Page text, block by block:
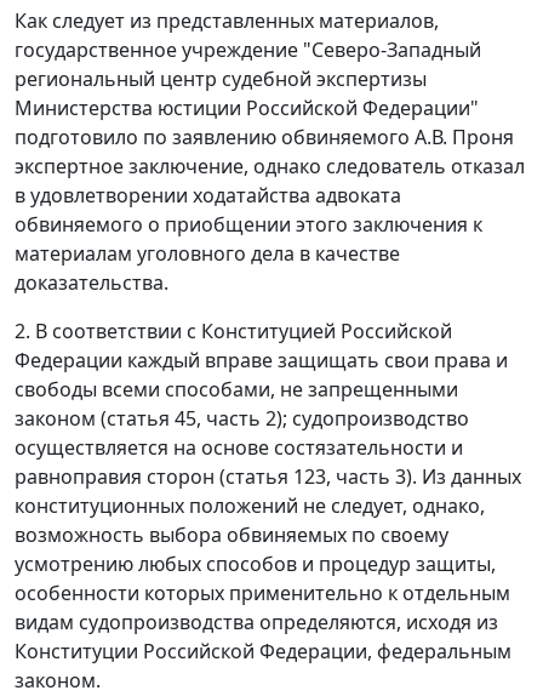
Как следует из представленных материалов,
государственное учреждение "Северо-Западный
региональный центр судебной экспертизы
Министерства юстиции Российской Федерации"
подготовило по заявлению обвиняемого А.В. Проня
экспертное заключение, однако следователь отказал
в удовлетворении ходатайства адвоката
обвиняемого о приобщении этого заключения к
материалам уголовного дела в качестве
доказательства.
2. В соответствии с Конституцией Российской
Федерации каждый вправе защищать свои права и
свободы всеми способами, не запрещенными
законом (статья 45, часть 2); судопроизводство
осуществляется на основе состязательности и
равноправия сторон (статья 123, часть 3). Из данных
конституционных положений не следует, однако,
возможность выбора обвиняемых по своему
усмотрению любых способов и процедур защиты,
особенности которых применительно к отдельным
видам судопроизводства определяются, исходя из
Конституции Российской Федерации, федеральным
законом.